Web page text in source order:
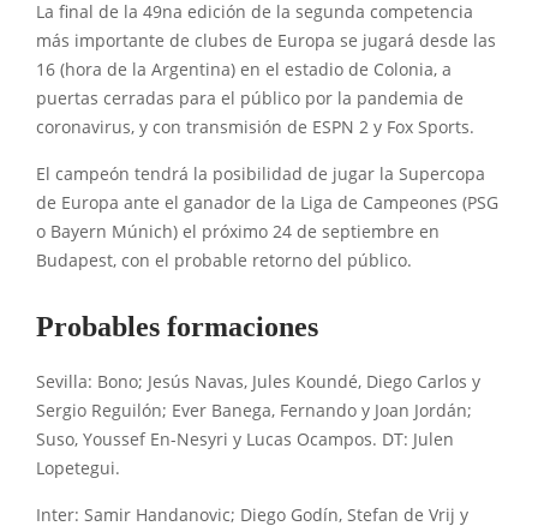
La final de la 49na edición de la segunda competencia
más importante de clubes de Europa se jugará desde las
16 (hora de la Argentina) en el estadio de Colonia, a
puertas cerradas para el público por la pandemia de
coronavirus, y con transmisión de ESPN 2 y Fox Sports.
El campeón tendrá la posibilidad de jugar la Supercopa
de Europa ante el ganador de la Liga de Campeones (PSG
o Bayern Múnich) el próximo 24 de septiembre en
Budapest, con el probable retorno del público.
Probables formaciones
Sevilla: Bono; Jesús Navas, Jules Koundé, Diego Carlos y
Sergio Reguilón; Ever Banega, Fernando y Joan Jordán;
Suso, Youssef En-Nesyri y Lucas Ocampos. DT: Julen
Lopetegui.
Inter: Samir Handanovic; Diego Godín, Stefan de Vrij y